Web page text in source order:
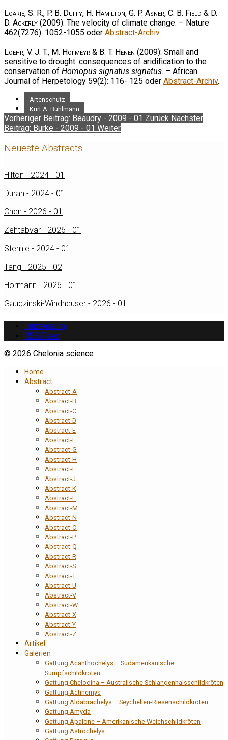
Loarie, S. R., P. B. Duffy, H. Hamilton, G. P. Asner, C. B. Field & D.
D. Ackerly (2009): The velocity of climate change. – Nature
462(7276): 1052-1055 oder Abstract-Archiv.
Loehr, V. J. T., M. Hofmeyr & B. T. Henen (2009): Small and
sensitive to drought: consequences of aridification to the
conservation of Homopus signatus signatus. – African
Journal of Herpetology 59(2): 116- 125 oder Abstract-Archiv.
Artenschutz
Kurt A. Buhlmann
Vorheriger Beitrag: Beaudry - 2009 - 01 Zurück Nächster
Beitrag: Burke - 2009 - 01 Weiter
Neueste Abstracts
Hilton - 2024 - 01
Duran - 2024 - 01
Chen - 2026 - 01
Zehtabvar - 2026 - 01
Stemle - 2024 - 01
Tang - 2025 - 02
Hörmann - 2026 - 01
Gaudzinski-Windheuser - 2026 - 01
Impressum
RSS Feed
© 2026 Chelonia science
Home
Abstract
Abstract-A
Abstract-B
Abstract-C
Abstract-D
Abstract-E
Abstract-F
Abstract-G
Abstract-H
Abstract-I
Abstract-J
Abstract-K
Abstract-L
Abstract-M
Abstract-N
Abstract-O
Abstract-P
Abstract-Q
Abstract-R
Abstract-S
Abstract-T
Abstract-U
Abstract-V
Abstract-W
Abstract-X
Abstract-Y
Abstract-Z
Artikel
Galerien
Gattung Acanthochelys – Südamerikanische
Sumpfschildkröten
Gattung Chelodina – Australische Schlangenhalsschildkröten
Gattung Actinemys
Gattung Aldabrachelys – Seychellen-Riesenschildkröten
Gattung Amyda
Gattung Apalone – Amerikanische Weichschildkröten
Gattung Astrochelys